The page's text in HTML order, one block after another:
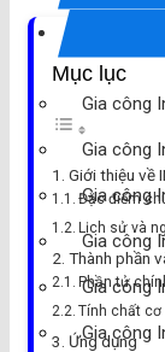
Gia công
Gia công
Gia công
Gia công
Gia công
Gia công
Mục lục
Giới thiệu về
Đặc điểm
Lịch sử và
Thành phần
Phần tử
Tính chất
Ứng dụng